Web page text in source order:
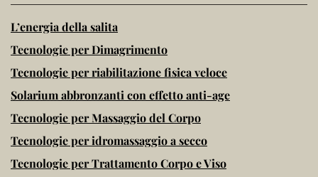
L’energia della salita
Tecnologie per Dimagrimento
Tecnologie per riabilitazione fisica veloce
Solarium abbronzanti con effetto anti-age
Tecnologie per Massaggio del Corpo
Tecnologie per idromassaggio a secco
Tecnologie per Trattamento Corpo e Viso